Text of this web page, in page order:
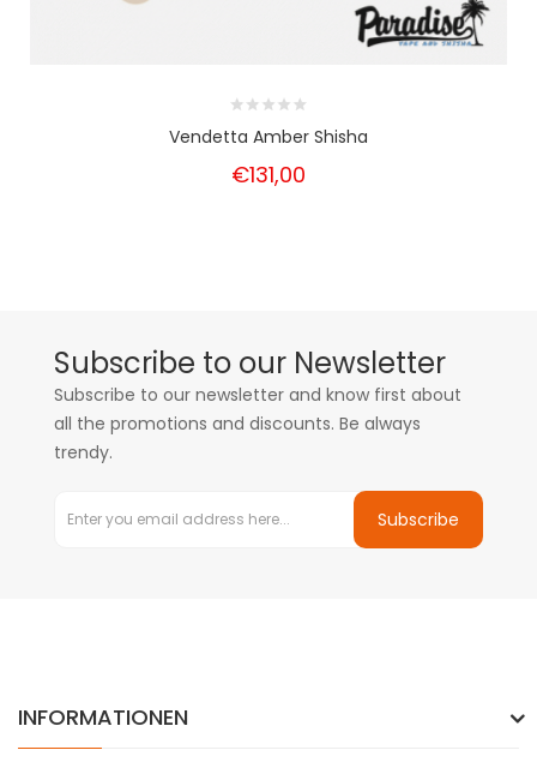
Vendetta Amber Shisha
€131,00
Subscribe to our Newsletter
Subscribe to our newsletter and know first about
all the promotions and discounts. Be always
trendy.
Subscribe
INFORMATIONEN